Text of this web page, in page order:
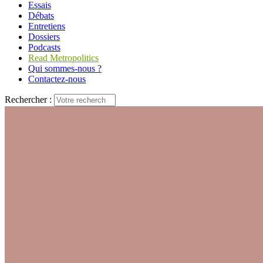
Essais
Débats
Entretiens
Dossiers
Podcasts
Read Metropolitics
Qui sommes-nous ?
Contactez-nous
Rechercher :